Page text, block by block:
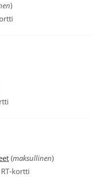
)
(maksullinen)
kortti